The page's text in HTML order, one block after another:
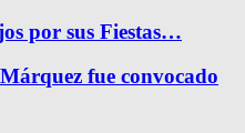
por sus Fiestas…
fue convocado